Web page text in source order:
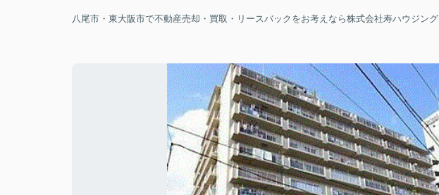
八尾市・東大阪市で不動産売却・買取・リースバックをお考えなら株式会社寿ハウジング